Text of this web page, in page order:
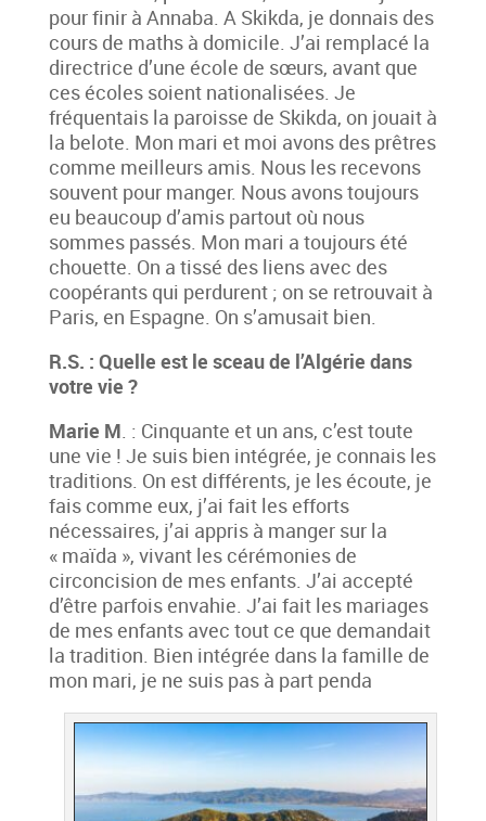
pour finir à Annaba. A Skikda, je donnais des
cours de maths à domicile. J’ai remplacé la
directrice d’une école de sœurs, avant que
ces écoles soient nationalisées. Je
fréquentais la paroisse de Skikda, on jouait à
la belote. Mon mari et moi avons des prêtres
comme meilleurs amis. Nous les recevons
souvent pour manger. Nous avons toujours
eu beaucoup d’amis partout où nous
sommes passés. Mon mari a toujours été
chouette. On a tissé des liens avec des
coopérants qui perdurent ; on se retrouvait à
Paris, en Espagne. On s’amusait bien.
R.S. : Quelle est le sceau de l’Algérie dans
votre vie ?
Marie M. : Cinquante et un ans, c’est toute
une vie ! Je suis bien intégrée, je connais les
traditions. On est différents, je les écoute, je
fais comme eux, j’ai fait les efforts
nécessaires, j’ai appris à manger sur la
« maïda », vivant les cérémonies de
circoncision de mes enfants. J’ai accepté
d’être parfois envahie. J’ai fait les mariages
de mes enfants avec tout ce que demandait
la tradition. Bien intégrée dans la famille de
mon mari, je ne suis pas à part penda